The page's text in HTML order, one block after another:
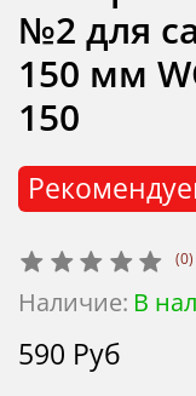
(0)
Наличие: В
№2 для
150 мм
150
590 Руб